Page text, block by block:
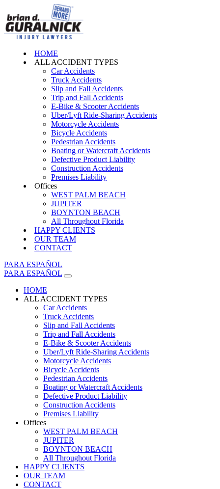
HOME
ALL ACCIDENT TYPES
Car Accidents
Truck Accidents
Slip and Fall Accidents
Trip and Fall Accidents
E-Bike & Scooter Accidents
Uber/Lyft Ride-Sharing Accidents
Motorcycle Accidents
Bicycle Accidents
Pedestrian Accidents
Boating or Watercraft Accidents
Defective Product Liability
Construction Accidents
Premises Liability
Offices
WEST PALM BEACH
JUPITER
BOYNTON BEACH
All Throughout Florida
HAPPY CLIENTS
OUR TEAM
CONTACT
PARA ESPAÑOL
PARA ESPAÑOL
HOME
ALL ACCIDENT TYPES
Car Accidents
Truck Accidents
Slip and Fall Accidents
Trip and Fall Accidents
E-Bike & Scooter Accidents
Uber/Lyft Ride-Sharing Accidents
Motorcycle Accidents
Bicycle Accidents
Pedestrian Accidents
Boating or Watercraft Accidents
Defective Product Liability
Construction Accidents
Premises Liability
Offices
WEST PALM BEACH
JUPITER
BOYNTON BEACH
All Throughout Florida
HAPPY CLIENTS
OUR TEAM
CONTACT